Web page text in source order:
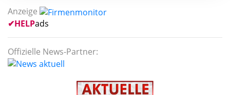
Anzeige
✔HELPads
Offizielle News-Partner: